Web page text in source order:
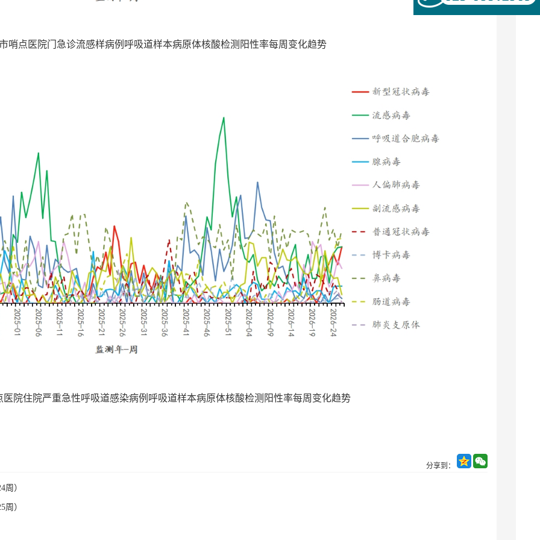
哨点医院门急诊流感样病例呼吸道样本病原体核酸检测阳性率每周变化趋势
医院住院严重急性呼吸道感染病例呼吸道样本病原体核酸检测阳性率每周变化趋势
分享到：
）
）